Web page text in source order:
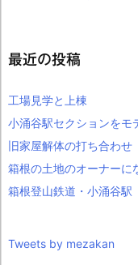
最近の投稿
工場見学と上棟
小涌谷駅セクションをモ
旧家屋解体の打ち合わせ
箱根の土地のオーナーに
箱根登山鉄道・小涌谷駅
Tweets by mezakan